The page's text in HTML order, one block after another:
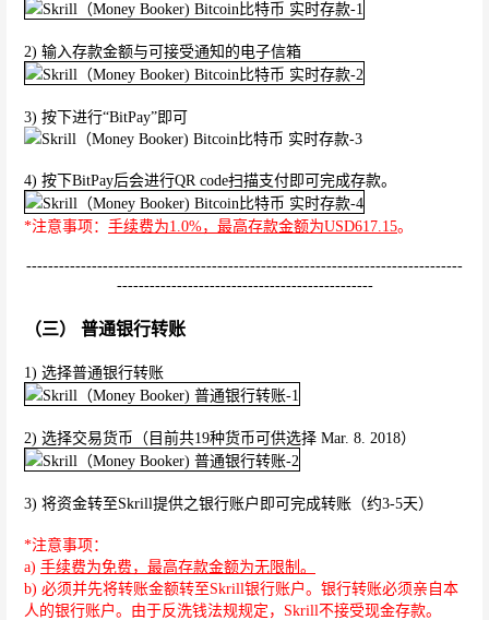
2) 输入存款金额与可接受通知的电子信箱
3) 按下进行“BitPay”即可
4) 按下BitPay后会进行QR code扫描支付即可完成存款。
*注意事项： 手续费为1.0%，最高存款金额为USD617.15。
--------------------------------------------------------------------------------
-----------------------------------------------
（三） 普通银行转账
1) 选择普通银行转账
2) 选择交易货币（目前共19种货币可供选择 Mar. 8. 2018）
3) 将资金转至Skrill提供之银行账户即可完成转账（约3-5天）
*注意事项：
a) 手续费为免费，最高存款金额为无限制。
b) 必须并先将转账金额转至Skrill银行账户。银行转账必须亲自本
人的银行账户。由于反洗钱法规规定，Skrill不接受现金存款。